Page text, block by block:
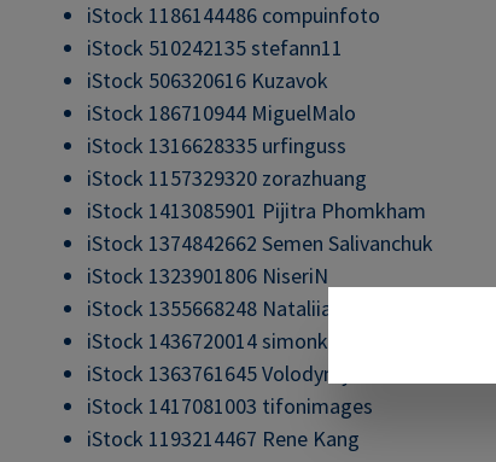
iStock 1186144486 compuinfoto
iStock 510242135 stefann11
iStock 506320616 Kuzavok
iStock 186710944 MiguelMalo
iStock 1316628335 urfinguss
iStock 1157329320 zorazhuang
iStock 1413085901 Pijitra Phomkham
iStock 1374842662 Semen Salivanchuk
iStock 1323901806 NiseriN
iStock 1355668248 Nataliia Shcherbyna
iStock 1436720014 simonkr
iStock 1363761645 Volodymyr Zakharov
iStock 1417081003 tifonimages
iStock 1193214467 Rene Kang